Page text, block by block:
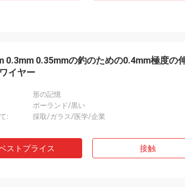
0.3mm 0.35mmの釣のための0.4mm極度の
イヤー
形の記憶
ポーランド/黒い
:
採取/ガラス/医学/企業
ストプライス 接触